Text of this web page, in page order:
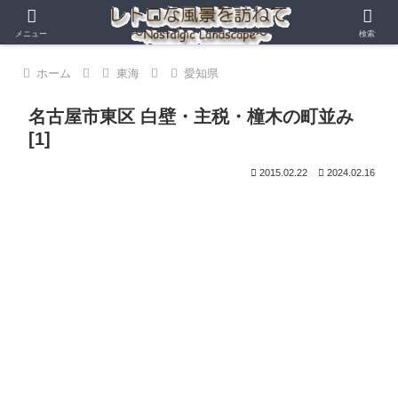
ホーム 東海 愛知県
名古屋市東区 白壁・主税・橦木の町並み
[1]
2015.02.22 2024.02.16
メニュー 検索